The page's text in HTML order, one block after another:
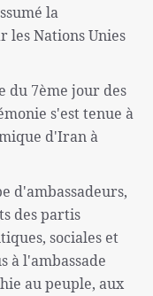
la
les Nations Unies
du 7ème jour des
s'est tenue à
d'Iran à
d'ambassadeurs,
des partis
sociales et
à l'ambassade
au peuple, aux